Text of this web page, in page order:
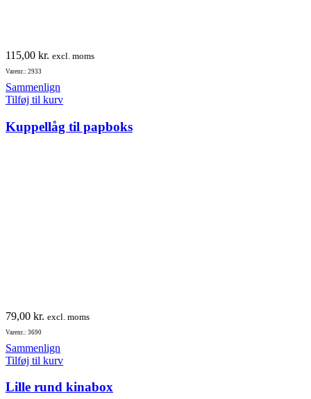
115,00 kr. excl. moms
Varenr.: 2933
Sammenlign
Tilføj til kurv
Kuppellåg til papboks
79,00 kr. excl. moms
Varenr.: 3690
Sammenlign
Tilføj til kurv
Lille rund kinabox